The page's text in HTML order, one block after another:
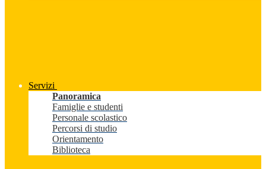
Servizi
Panoramica
Famiglie e studenti
Personale scolastico
Percorsi di studio
Orientamento
Biblioteca